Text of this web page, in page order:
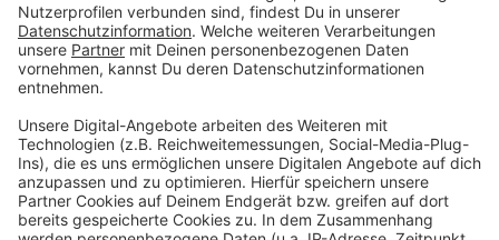
Logo zurückgreifen.Hier gibt es dazu mehr Infos.
sollen nicht nur Kirchengemeinden mitmachen, die
Kampagne ist auch offen für Akteure aus dem nicht-
kirchlichen Bereich. Bischof Glenn betont, dass
Demokratie nicht nur eine Staatsform ist, sondern eine
Lebensauffassung.
Anzeige